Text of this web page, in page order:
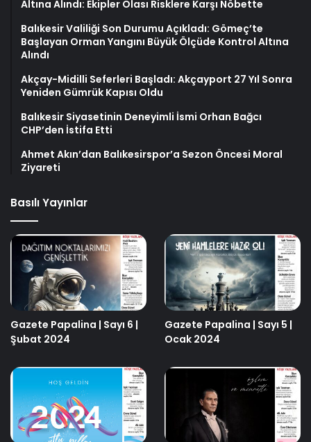
Altına Alındı: Ekipler Olası Risklere Karşı Nöbette
Balıkesir Valiliği Son Durumu Açıkladı: Gömeç’te
Başlayan Orman Yangını Büyük Ölçüde Kontrol Altına
Alındı
Akçay-Midilli Seferleri Başladı: Akçayport 27 Yıl Sonra
Yeniden Gümrük Kapısı Oldu
Balıkesir Siyasetinin Deneyimli İsmi Orhan Bağcı
CHP’den İstifa Etti
Ahmet Akın’dan Balıkesirspor’a Sezon Öncesi Moral
Ziyareti
Basılı Yayınlar
Gazete Papalina | Sayı 6 |
Şubat 2024
Gazete Papalina | Sayı 5 |
Ocak 2024